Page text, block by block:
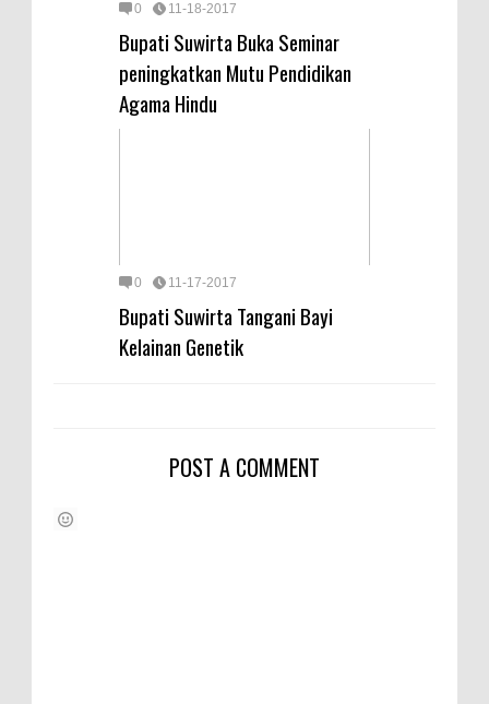
0 11-18-2017
Bupati Suwirta Buka Seminar
peningkatkan Mutu Pendidikan
Agama Hindu
0 11-17-2017
Bupati Suwirta Tangani Bayi
Kelainan Genetik
POST A COMMENT